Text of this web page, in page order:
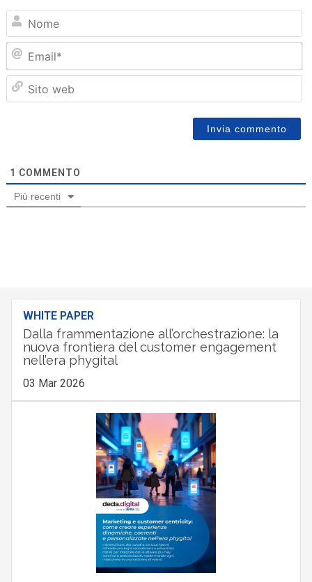
1 COMMENTO
Più recenti
WHITE PAPER
Dalla frammentazione all’orchestrazione: la
nuova frontiera del customer engagement
nell’era phygital
03 Mar 2026